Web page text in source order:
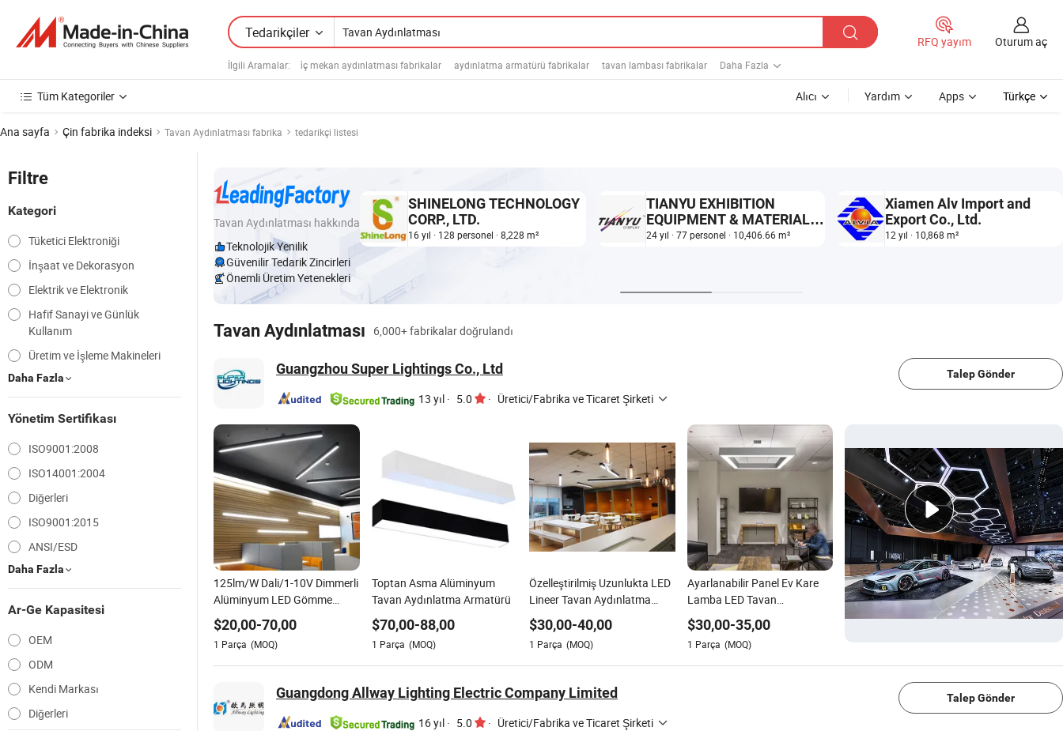
Tedarikçiler
İlgili Aramalar: i̇ç mekan aydınlatması fabrikalar aydınlatma armatürü fabrikalar tavan lambası fabrikalar Daha Fazla
RFQ yayım Oturum aç
Tüm Kategoriler Alıcı Yardım Apps Türkçe
Ana sayfa Çin fabrika indeksi Tavan Aydınlatması fabrika tedarikçi listesi
Filtre
Kategori
Tüketici Elektroniği
İnşaat ve Dekorasyon
Elektrik ve Elektronik
Hafif Sanayi ve Günlük
Kullanım
Üretim ve İşleme Makineleri
Daha Fazla
Yönetim Sertifikası
ISO9001:2008
ISO14001:2004
Diğerleri
ISO9001:2015
ANSI/ESD
Daha Fazla
Ar-Ge Kapasitesi
OEM
ODM
Kendi Markası
Diğerleri
Tavan Aydınlatması hakkında
Teknolojik Yenilik
Güvenilir Tedarik Zincirleri
Önemli Üretim Yetenekleri
SHINELONG TECHNOLOGY
CORP., LTD.
16 yıl · 128 personel · 8,228 m²
TIANYU EXHIBITION
EQUIPMENT & MATERIALS
CO.,LTD.
24 yıl · 77 personel · 10,406.66 m²
Xiamen Alv Import and
Export Co., Ltd.
12 yıl · 10,868 m²
Tavan Aydınlatması 6,000+ fabrikalar doğrulandı
Guangzhou Super Lightings Co., Ltd
13 yıl · 5.0 · Üretici/Fabrika ve Ticaret Şirketi
Talep Gönder
125lm/W Dali/1-10V Dimmerli
Alüminyum LED Gömme
Tavan Lineer Aydınlatma
Armatürü
$20,00-70,00
1 Parça (MOQ)
Toptan Asma Alüminyum
Tavan Aydınlatma Armatürü
$70,00-88,00
1 Parça (MOQ)
Özelleştirilmiş Uzunlukta LED
Lineer Tavan Aydınlatma
Armatürleri
$30,00-40,00
1 Parça (MOQ)
Ayarlanabilir Panel Ev Kare
Lamba LED Tavan
Aydınlatma Armatürü
$30,00-35,00
1 Parça (MOQ)
Guangdong Allway Lighting Electric Company Limited
16 yıl · 5.0 · Üretici/Fabrika ve Ticaret Şirketi
Talep Gönder